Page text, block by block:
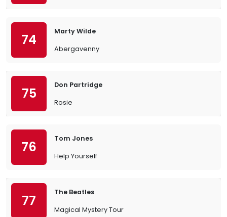
74
Marty Wilde
Abergavenny
75
Don Partridge
Rosie
76
Tom Jones
Help Yourself
77
The Beatles
Magical Mystery Tour